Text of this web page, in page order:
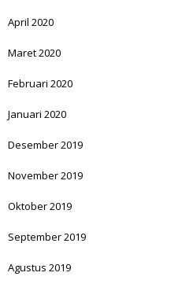
April 2020
Maret 2020
Februari 2020
Januari 2020
Desember 2019
November 2019
Oktober 2019
September 2019
Agustus 2019